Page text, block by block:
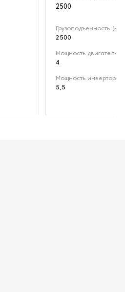
2500
Грузоподъемность (кг)
2500
Мощность двигателя
4
Мощность инвертора
5,5